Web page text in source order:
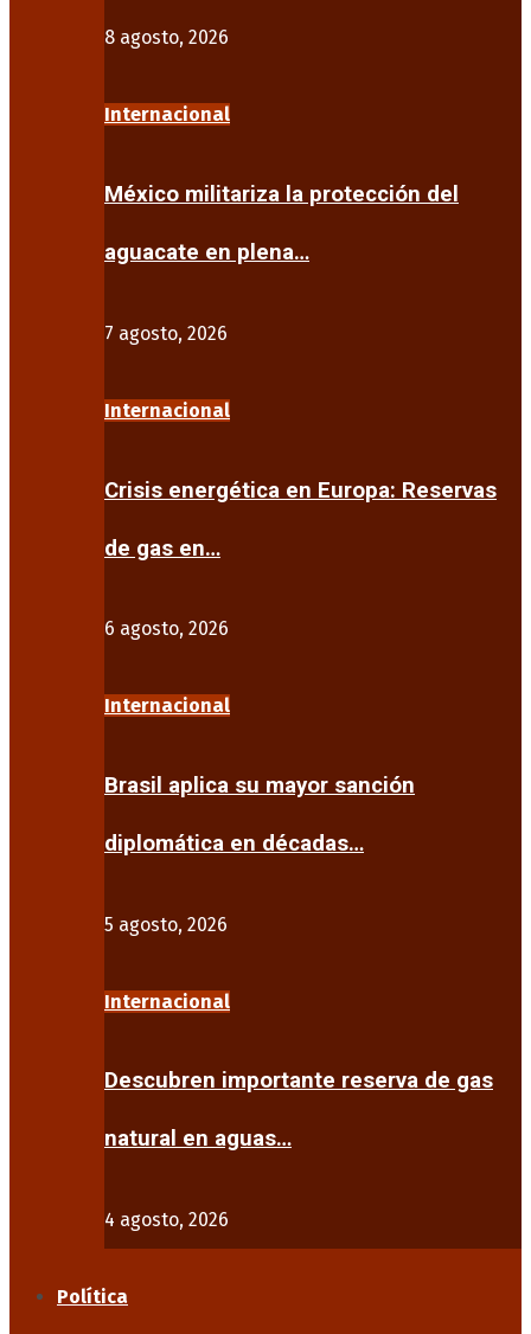
8 agosto, 2026
Internacional
México militariza la protección del
aguacate en plena…
7 agosto, 2026
Internacional
Crisis energética en Europa: Reservas
de gas en…
6 agosto, 2026
Internacional
Brasil aplica su mayor sanción
diplomática en décadas…
5 agosto, 2026
Internacional
Descubren importante reserva de gas
natural en aguas…
4 agosto, 2026
Política